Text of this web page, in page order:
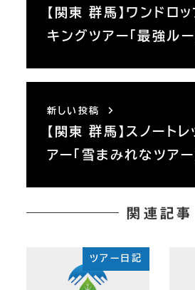
パックラフトカヌー 四万湖
絶景カヌー
トレッキング 登山
【関東 群馬】ワンドロ
キングツアー「最強ル
新しい投稿
【関東 群馬】スノート
アー「雪まみれなツアー
関連記事
ツアー日記